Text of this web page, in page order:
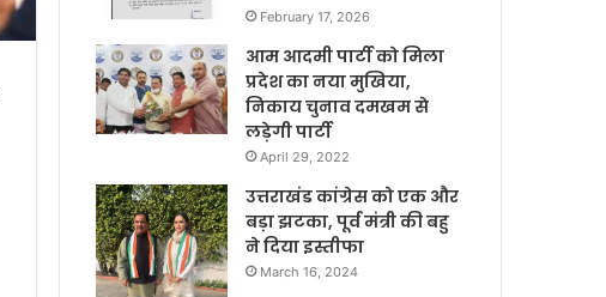
February 17, 2026
आम आदमी पार्टी को मिला
प्रदेश का नया मुखिया,
निकाय चुनाव दमखम से
लड़ेगी पार्टी
April 29, 2022
उत्तराखंड कांग्रेस को एक और
बड़ा झटका, पूर्व मंत्री की बहु
ने दिया इस्तीफा
March 16, 2024